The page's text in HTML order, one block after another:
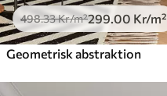
498.33Kr/m²299 .00 Kr/m²
Geometrisk abstraktion